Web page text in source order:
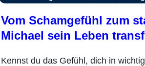
Vom Schamgefühl zum
Michael sein Leben
Kennst du das Gefühl, dich in wichtigen Situationen klein zu machen? Nicht für dich